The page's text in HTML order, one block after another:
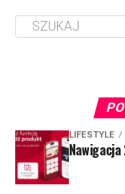
LIFESTYLE